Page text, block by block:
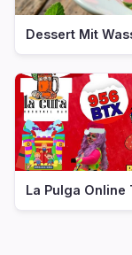
Dessert Mit
La Pulga Online